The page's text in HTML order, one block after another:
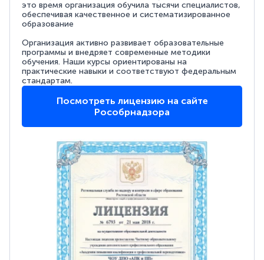
это время организация обучила тысячи специалистов,
обеспечивая качественное и систематизированное
образование
Организация активно развивает образовательные
программы и внедряет современные методики
обучения. Наши курсы ориентированы на
практические навыки и соответствуют федеральным
стандартам.
Посмотреть лицензию на сайте
Рособрнадзора